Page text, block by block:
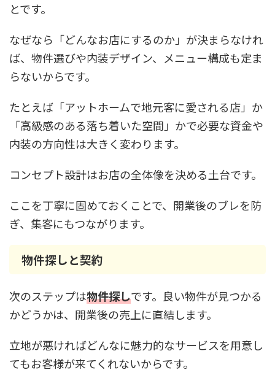
とです。
なぜなら「どんなお店にするのか」が決まらなけれ
ば、物件選びや内装デザイン、メニュー構成も定ま
らないからです。
たとえば「アットホームで地元客に愛される店」か
「高級感のある落ち着いた空間」かで必要な資金や
内装の方向性は大きく変わります。
コンセプト設計はお店の全体像を決める土台です。
ここを丁寧に固めておくことで、開業後のブレを防
ぎ、集客にもつながります。
物件探しと契約
次のステップは物件探しです。良い物件が見つかる
かどうかは、開業後の売上に直結します。
立地が悪ければどんなに魅力的なサービスを用意し
てもお客様が来てくれないからです。